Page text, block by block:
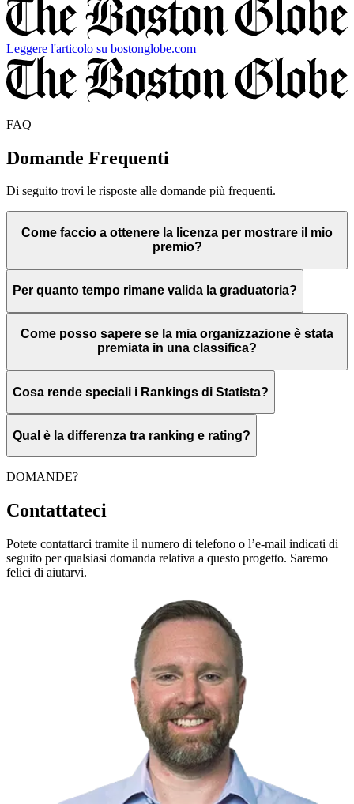
Leggere l'articolo su bostonglobe.com
FAQ
Domande Frequenti
Di seguito trovi le risposte alle domande più frequenti.
Come faccio a ottenere la licenza per mostrare il mio
premio?
Per quanto tempo rimane valida la graduatoria?
Come posso sapere se la mia organizzazione è stata
premiata in una classifica?
Cosa rende speciali i Rankings di Statista?
Qual è la differenza tra ranking e rating?
DOMANDE?
Contattateci
Potete contattarci tramite il numero di telefono o l’e-mail indicati di
seguito per qualsiasi domanda relativa a questo progetto. Saremo
felici di aiutarvi.